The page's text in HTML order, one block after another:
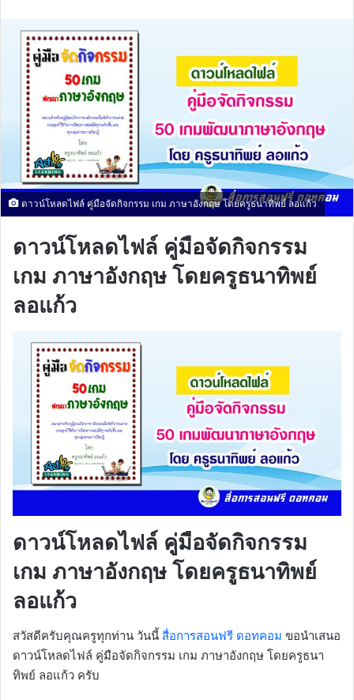
ดาวน์โหลดไฟล์ คู่มือจัดกิจกรรม เกม ภาษาอังกฤษ โดยครูธนาทิพย์ ลอแก้ว
ดาวน์โหลดไฟล์ คู่มือจัดกิจกรรม
เกม ภาษาอังกฤษ โดยครูธนาทิพย์
ลอแก้ว
ดาวน์โหลดไฟล์ คู่มือจัดกิจกรรม
เกม ภาษาอังกฤษ โดยครูธนาทิพย์
ลอแก้ว
สวัสดีครับคุณครูทุกท่าน วันนี้ สื่อการสอนฟรี ดอทคอม ขอนำเสนอ
ดาวน์โหลดไฟล์ คู่มือจัดกิจกรรม เกม ภาษาอังกฤษ โดยครูธนา
ทิพย์ ลอแก้ว ครับ